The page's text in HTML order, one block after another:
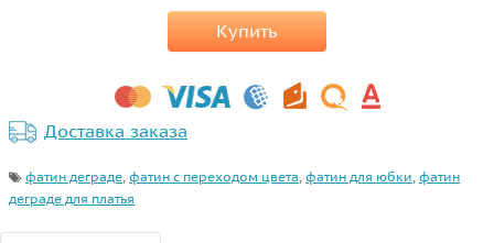
Купить
Доставка заказа
фатин деграде, фатин с переходом цвета, фатин для юбки, фатин
деграде для платья